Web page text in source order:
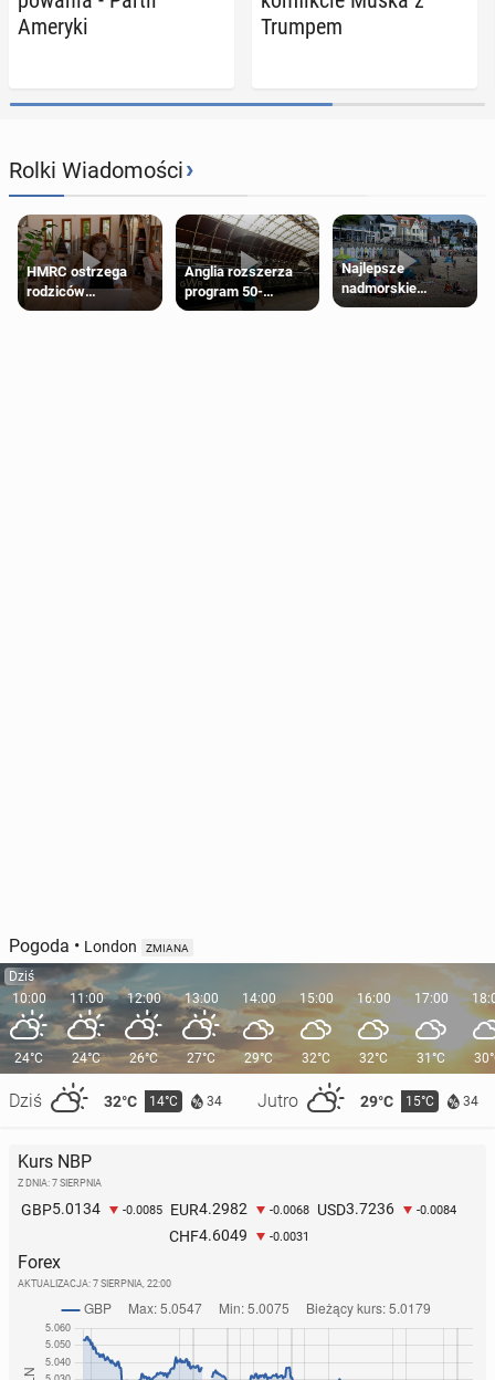
Ameryki
Trumpem
Rolki Wiadomości›
HMRC ostrzega
rodziców
pobierających Child
Anglia rozszerza
program 50-
procentowych
Najlepsze
nadmorskie
miasteczko blisko
Pogoda • London ZMIANA
Dziś
10:00
24°C
Dziś 32°C 14°C 34 Jutro 29°C 15°C 34
11:00
24°C
12:00
26°C
13:00
27°C
14:00
29°C
15:00
32°C
16:00
32°C
17:00
31°C
Kurs NBP
Z DNIA: 7 SIERPNIA
GBP5.0134 -0.0085 EUR4.2982 -0.0068 USD3.7236 -0.0084
CHF4.6049 -0.0031
Forex
AKTUALIZACJA: 7 SIERPNIA, 22:00